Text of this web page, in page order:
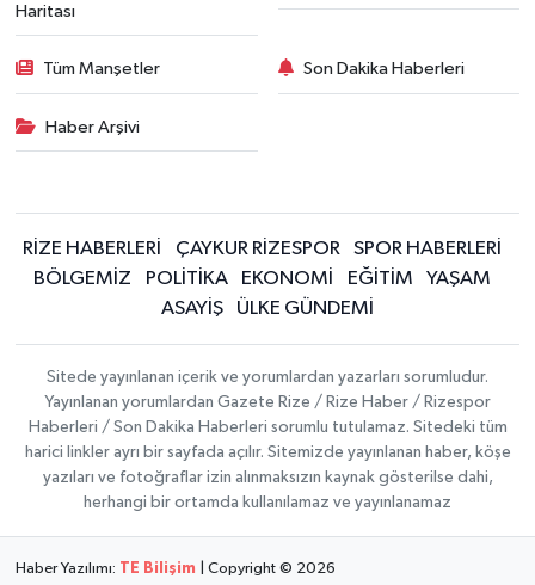
Haritası
Tüm Manşetler Son Dakika Haberleri
Haber Arşivi
RİZE HABERLERİ ÇAYKUR RİZESPOR
SPOR HABERLERİ
BÖLGEMİZ
POLİTİKA EKONOMİ EĞİTİM
YAŞAM
ASAYİŞ
ÜLKE GÜNDEMİ
Sitede yayınlanan içerik ve yorumlardan yazarları sorumludur.
Yayınlanan yorumlardan Gazete Rize / Rize Haber / Rizespor
Haberleri / Son Dakika Haberleri sorumlu tutulamaz. Sitedeki tüm
harici linkler ayrı bir sayfada açılır. Sitemizde yayınlanan haber, köşe
yazıları ve fotoğraflar izin alınmaksızın kaynak gösterilse dahi,
herhangi bir ortamda kullanılamaz ve yayınlanamaz
Haber Yazılımı: TE Bilişim | Copyright © 2026